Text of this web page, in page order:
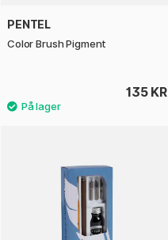
PENTEL
Color Brush Pigment
135 KR